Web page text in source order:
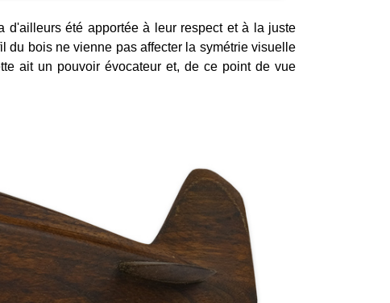
d'ailleurs été apportée à leur respect et à la juste
du bois ne vienne pas affecter la symétrie visuelle
ait un pouvoir évocateur et, de ce point de vue